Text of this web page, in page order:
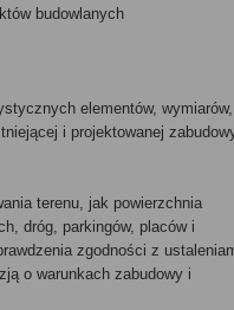
budowlanych
elementów, wymiarów,
i projektowanej
terenu, jak powierzchnia
dróg, parkingów, placów i
zgodności z
o warunkach zabudowy i